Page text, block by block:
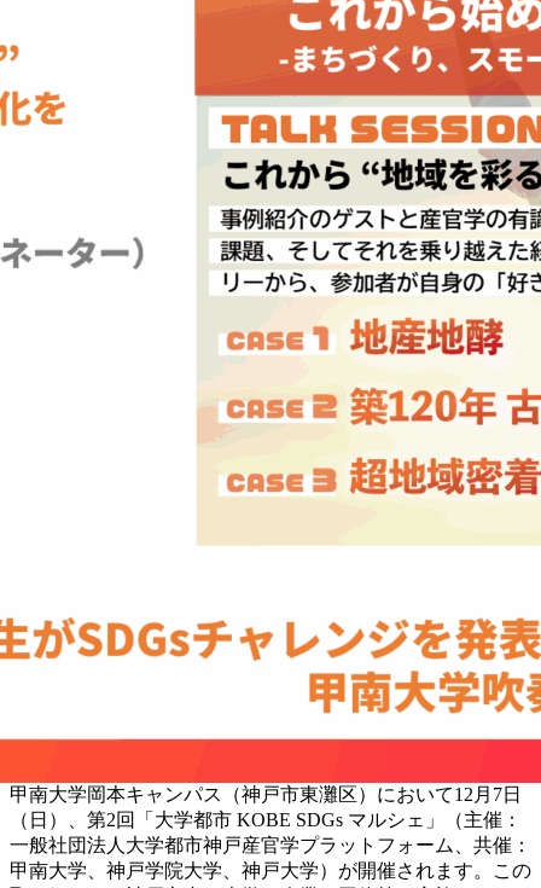
甲南大学岡本キャンパス（神戸市東灘区）において12月7日
（日）、第2回「大学都市 KOBE SDGs マルシェ」（主催：
一般社団法人大学都市神戸産官学プラットフォーム、共催：
甲南大学、神戸学院大学、神戸大学）が開催されます。この